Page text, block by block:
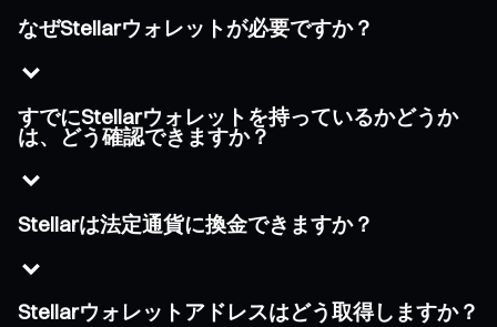
なぜStellarウォレットが必要ですか？
すでにStellarウォレットを持っているかどうか
は、どう確認できますか？
Stellarは法定通貨に換金できますか？
Stellarウォレットアドレスはどう取得しますか？